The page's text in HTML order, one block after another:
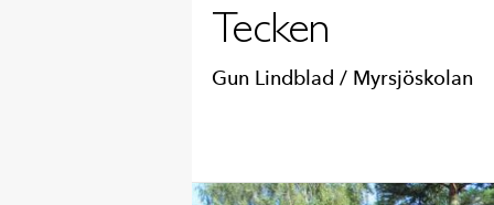
Tecken
Gun Lindblad / Myrsjöskolan